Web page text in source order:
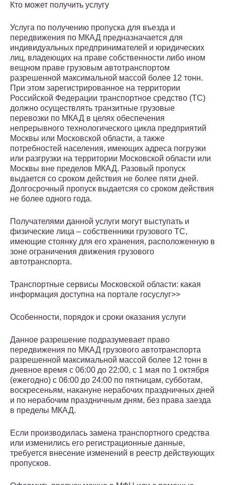
Кто может получить услугу
Услуга по получению пропуска для въезда и
передвижения по МКАД предназначается для
индивидуальных предпринимателей и юридических
лиц, владеющих на праве собственности либо ином
вещном праве грузовым автотранспортом
разрешенной максимальной массой более 12 тонн.
При этом зарегистрированное на территории
Российской Федерации транспортное средство (ТС)
должно осуществлять транзитные грузовые
перевозки по МКАД в целях обеспечения
непрерывного технологического цикла предприятий
Москвы или Московской области, а также
потребностей населения, имеющих адреса погрузки
или разгрузки на территории Московской области или
Москвы вне пределов МКАД. Разовый пропуск
выдается со сроком действия не более пяти дней.
Долгосрочный пропуск выдаетсяя со сроком действия
не более одного года.
Получателями данной услуги могут выступать и
физические лица – собственники грузового ТС,
имеющие стоянку для его хранения, расположенную в
зоне ограничения движения грузового
автотранспорта.
Транспортные сервисы Московской области: какая
информация доступна на портале госуслуг>>
Особенности, порядок и сроки оказания услуги
Данное разрешение подразумевает право
передвижения по МКАД грузового автотранспорта
разрешенной максимальной массой более 12 тонн в
дневное время с 06:00 до 22:00, с 1 мая по 1 октября
(ежегодно) с 06:00 до 24:00 по пятницам, субботам,
воскресеньям, накануне нерабочих праздничных дней
и по нерабочим праздничным дням, без права заезда
в пределы МКАД.
Если производилась замена транспортного средства
или изменились его регистрационные данные,
требуется внесение изменений в реестр действующих
пропусков.